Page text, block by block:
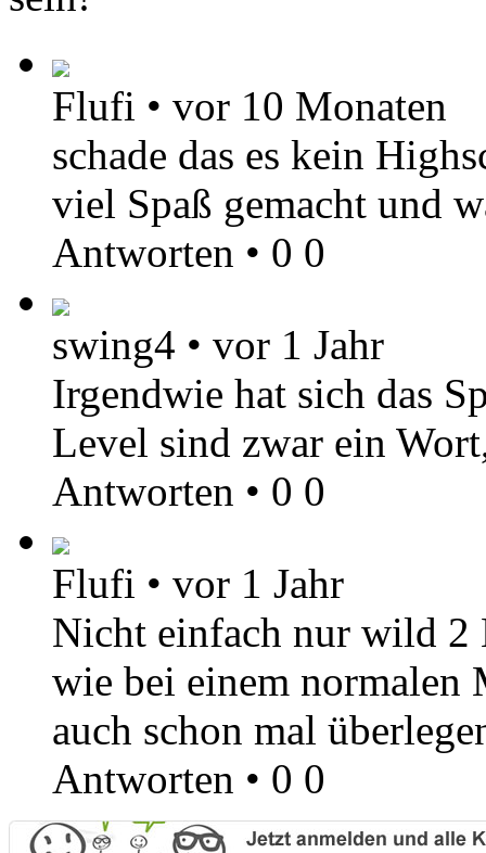
Flufi • vor 10 Monaten
schade das es kein
viel Spaß gemacht und
Antworten • 0 0
swing4 • vor 1 Jahr
Irgendwie hat sich das
Level sind zwar ein
Antworten • 0 0
Flufi • vor 1 Jahr
Nicht einfach nur wild 2
wie bei einem normalen
auch schon mal
Antworten • 0 0